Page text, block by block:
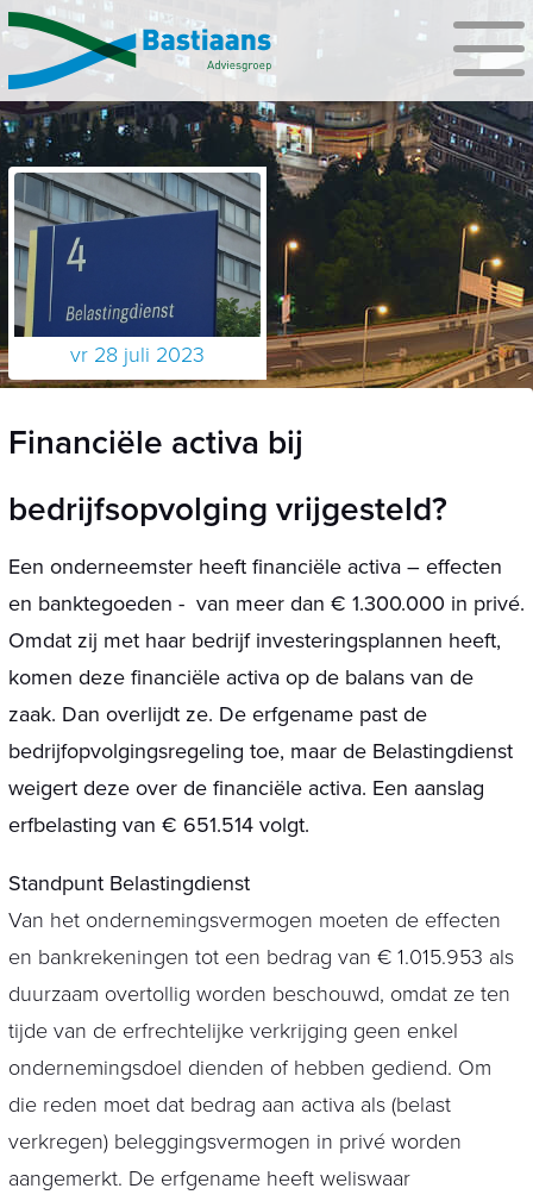
vr 28 juli 2023
Financiële activa bij
bedrijfsopvolging vrijgesteld?
Een onderneemster heeft financiële activa – effecten
en banktegoeden - van meer dan € 1.300.000 in privé.
Omdat zij met haar bedrijf investeringsplannen heeft,
komen deze financiële activa op de balans van de
zaak. Dan overlijdt ze. De erfgename past de
bedrijfopvolgingsregeling toe, maar de Belastingdienst
weigert deze over de financiële activa. Een aanslag
erfbelasting van € 651.514 volgt.
Standpunt Belastingdienst
Van het ondernemingsvermogen moeten de effecten
en bankrekeningen tot een bedrag van € 1.015.953 als
duurzaam overtollig worden beschouwd, omdat ze ten
tijde van de erfrechtelijke verkrijging geen enkel
ondernemingsdoel dienden of hebben gediend. Om
die reden moet dat bedrag aan activa als (belast
verkregen) beleggingsvermogen in privé worden
aangemerkt. De erfgename heeft weliswaar